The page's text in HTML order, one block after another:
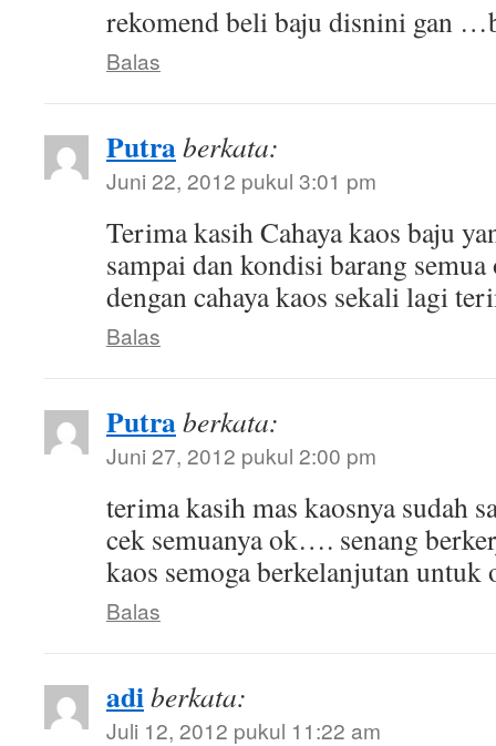
rekomend beli baju disnini gan
Balas
Putraberkata:
Juni 22, 2012 pukul 3:01 pm
Terima kasih Cahaya kaos baju
sampai dan kondisi barang
dengan cahaya kaos sekali lagi
Balas
Putraberkata:
Juni 27, 2012 pukul 2:00 pm
terima kasih mas kaosnya sudah
cek semuanya ok…. senang
kaos semoga berkelanjutan untuk
Balas
adiberkata:
Juli 12, 2012 pukul 11:22 am